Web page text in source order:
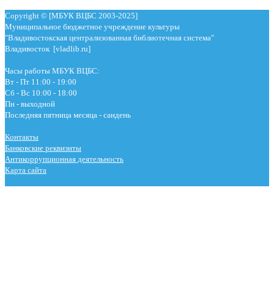
Copyright © [МБУК ВЦБС 2003-2025]
Муниципальное бюджетное учреждение культуры
"Владивостокская централизованная библиотечная система"
Владивосток [vladlib.ru]
Часы работы МБУК ВЦБС:
Вт - Пт 11:00 - 19:00
Сб - Вс 10:00 - 18:00
Пн - выходной
Последняя пятница месяца - сандень
Контакты
Банковские реквизиты
Антикоррупционная деятельность
Карта сайта